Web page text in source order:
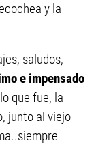
y la
saludos,
e impensado
que fue, la
junto al viejo